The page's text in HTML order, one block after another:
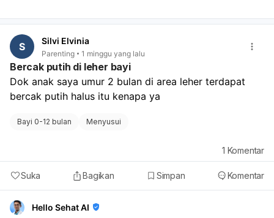
cukup minum, istirahat, pakai pakaian tipis, dan boleh
dokter. Jangan memberi obat sembarangan atau
memaksa anak makan.
S Silvi Elvinia
Parenting 1 minggu yang lalu
Bercak putih di leher bayi
Dok anak saya umur 2 bulan di area leher terdapat
bercak putih halus itu kenapa ya
Bayi 0-12 bulan Menyusui
Suka Bagikan Simpan Komentar
1 Komentar
Hello Sehat AI